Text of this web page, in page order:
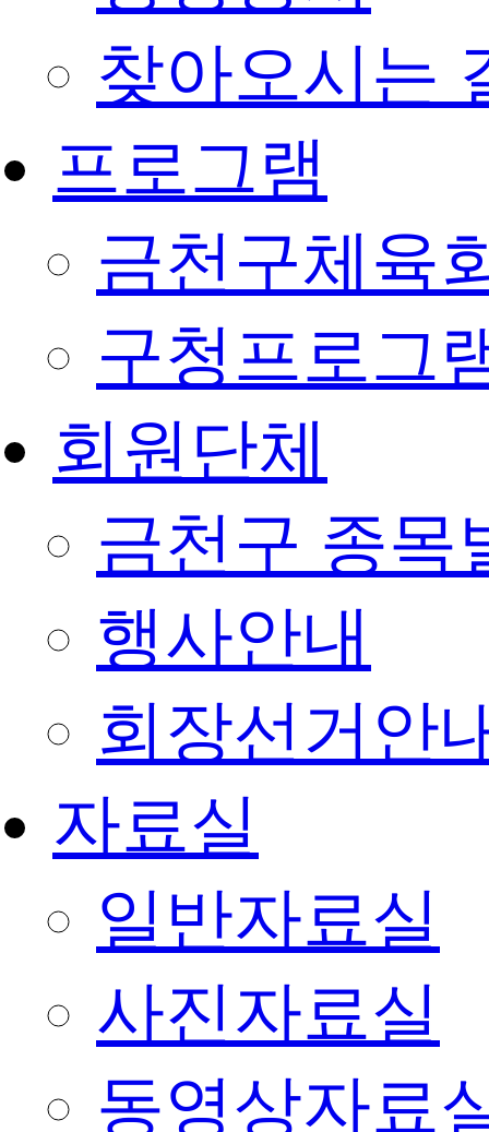
찾아오시는
프로그램
금천구체육
구청프로그
회원단체
금천구 종목
행사안내
회장선거안
자료실
일반자료실
사진자료실
동영상자료